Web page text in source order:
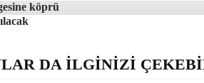
köprü
DA İLGİNİZİ